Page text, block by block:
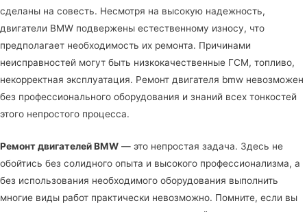
сделаны на совесть. Несмотря на высокую надежность,
двигатели BMW подвержены естественному износу, что
предполагает необходимость их ремонта. Причинами
неисправностей могут быть низкокачественные ГСМ, топливо,
некорректная эксплуатация. Ремонт двигателя bmw невозможен
без профессионального оборудования и знаний всех тонкостей
этого непростого процесса.
Ремонт двигателей BMW — это непростая задача. Здесь не
обойтись без солидного опыта и высокого профессионализма, а
без использования необходимого оборудования выполнить
многие виды работ практически невозможно. Помните, если вы